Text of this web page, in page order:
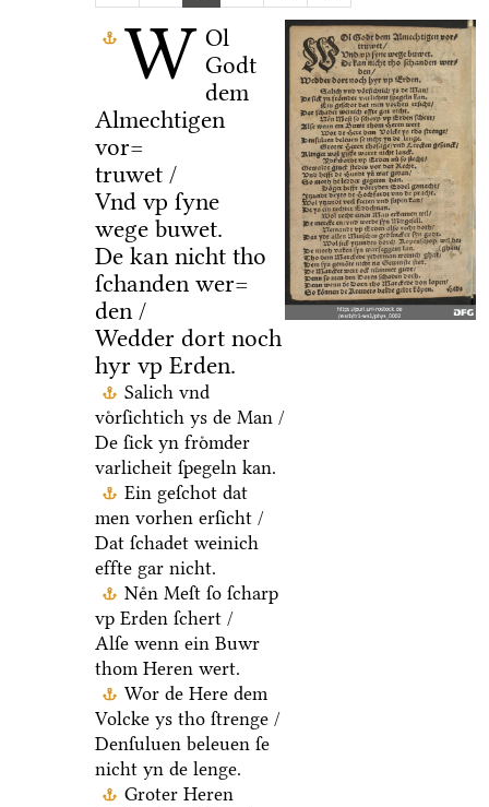
W Ol
Godt
dem
Almechtigen
vor=
truwet /
Vnd vp ſyne
wege buwet.
De kan nicht tho
ſchanden wer=
den /
Wedder dort noch
hyr vp Erden.
Salich vnd
voͤrſichtich ys de Man /
De ſick yn froͤmder
varlicheit ſpegeln kan.
Ein geſchot dat
men vorhen erſicht /
Dat ſchadet weinich
effte gar nicht.
Neͤn Meſt ſo ſcharp
vp Erden ſchert /
Alſe wenn ein Buwr
thom Heren wert.
Wor de Here dem
Volcke ys tho ſtrenge /
Denſuluen beleuen ſe
nicht yn de lenge.
Groter Heren